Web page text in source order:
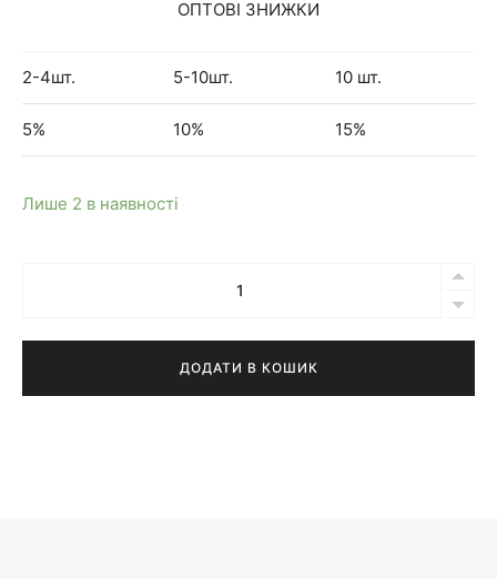
ОПТОВІ ЗНИЖКИ
2-4шт. 5-10шт. 10 шт.
5% 10% 15%
Лише 2 в наявності
ДОДАТИ В КОШИК